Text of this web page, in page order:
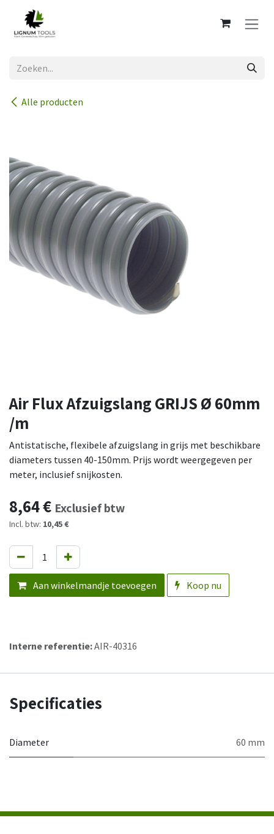
Overslaan naar inhoud
Alle producten
Air Flux Afzuigslang GRIJS Ø 60mm
/m
Antistatische, flexibele afzuigslang in grijs met beschikbare
diameters tussen 40-150mm. Prijs wordt weergegeven per
meter, inclusief snijkosten.
8,64€ Exclusief btw
Incl. btw: 10,45 €
Aan winkelmandje toevoegen Koop nu
Interne referentie:AIR-40316
Specificaties
Diameter 60 mm